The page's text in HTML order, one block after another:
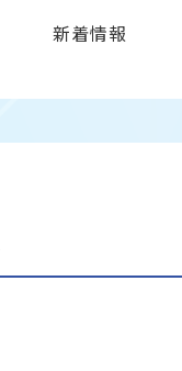
新着情報